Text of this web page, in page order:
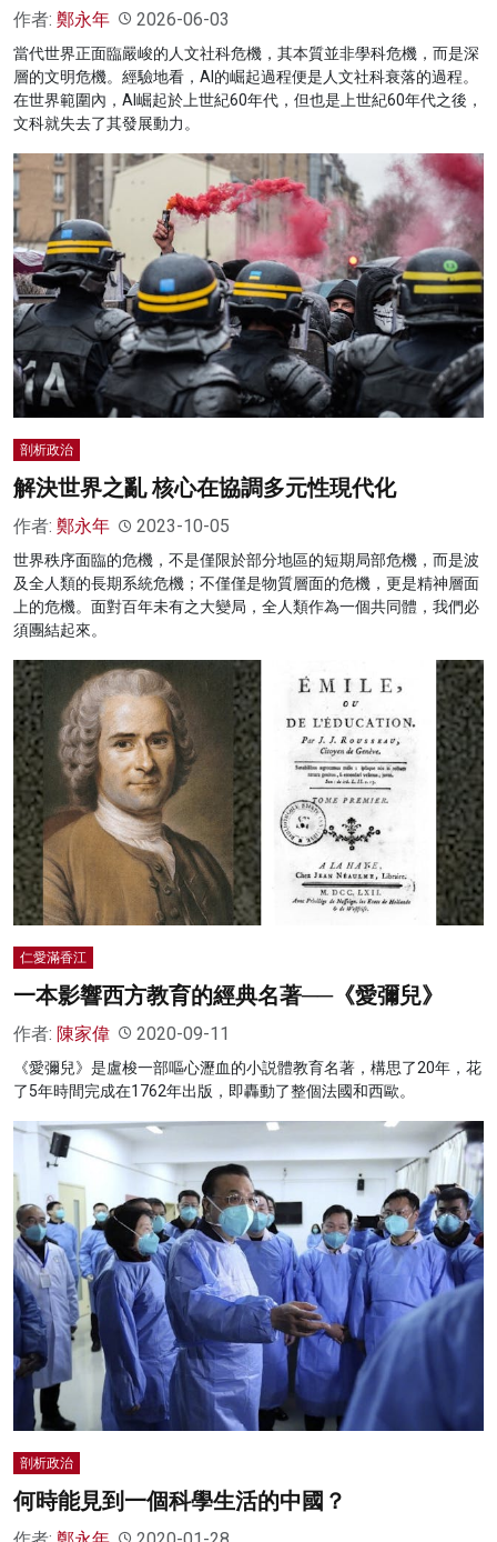
作者: 鄭永年 2026-06-03
當代世界正面臨嚴峻的人文社科危機，其本質並非學科危機，而是深
層的文明危機。經驗地看，AI的崛起過程便是人文社科衰落的過程。
在世界範圍內，AI崛起於上世紀60年代，但也是上世紀60年代之後，
文科就失去了其發展動力。
剖析政治
解決世界之亂 核心在協調多元性現代化
作者: 鄭永年 2023-10-05
世界秩序面臨的危機，不是僅限於部分地區的短期局部危機，而是波
及全人類的長期系統危機；不僅僅是物質層面的危機，更是精神層面
上的危機。面對百年未有之大變局，全人類作為一個共同體，我們必
須團結起來。
仁愛滿香江
一本影響西方教育的經典名著──《愛彌兒》
作者: 陳家偉 2020-09-11
《愛彌兒》是盧梭一部嘔心瀝血的小説體教育名著，構思了20年，花
了5年時間完成在1762年出版，即轟動了整個法國和西歐。
剖析政治
何時能見到一個科學生活的中國？